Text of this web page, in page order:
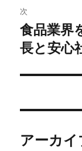
ゲ
ー
シ
ン
次
次
の
稿:
食品業界
長と安心
アーカ